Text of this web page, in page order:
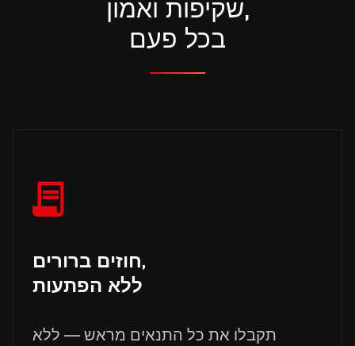
שקיפות ואמון,
בכל פעם
חוזים ברורים,
ללא הפתעות
תקבלו את כל התנאים מראש — ללא